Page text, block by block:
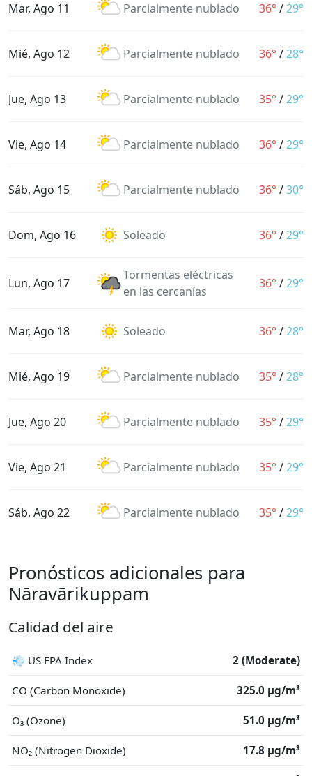
Mar, Ago 11 Parcialmente nublado 36° /29°
Mié, Ago 12 Parcialmente nublado 36° /28°
Jue, Ago 13 Parcialmente nublado 35° /29°
Vie, Ago 14 Parcialmente nublado 36° /29°
Sáb, Ago 15 Parcialmente nublado 36° /30°
Dom, Ago 16 Soleado 36° /29°
Lun, Ago 17
Tormentas eléctricas
en las cercanías
36° /29°
Mar, Ago 18 Soleado 36° /28°
Mié, Ago 19 Parcialmente nublado 35° /28°
Jue, Ago 20 Parcialmente nublado 35° /29°
Vie, Ago 21 Parcialmente nublado 35° /29°
Sáb, Ago 22 Parcialmente nublado 35° /29°
Pronósticos adicionales para
Nāravārikuppam
Calidad del aire
💨 US EPA Index 2 (Moderate)
CO (Carbon Monoxide) 325.0 μg/m³
O₃ (Ozone) 51.0 μg/m³
NO₂ (Nitrogen Dioxide) 17.8 μg/m³